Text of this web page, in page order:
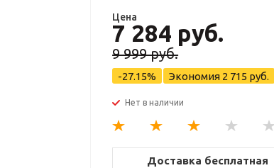
Цена
7 284 руб.
9 999 руб.
-27.15% Экономия 2 715 руб.
Нет в наличии
Доставка бесплатная